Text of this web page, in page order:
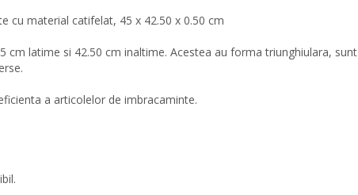
cu material catifelat, 45 x 42.50 x 0.50 cm
cm latime si 42.50 cm inaltime. Acestea au forma triunghiulara, sunt
a articolelor de imbracaminte.